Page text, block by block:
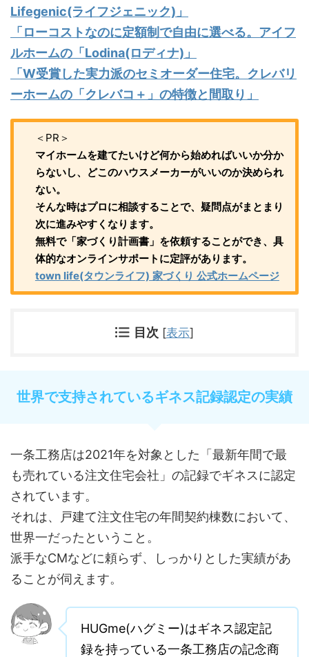
Lifegenic(ライフジェニック)」
「ローコストなのに定額制で自由に選べる。アイフ
ルホームの「Lodina(ロディナ)」
「W受賞した実力派のセミオーダー住宅。クレバリ
ーホームの「クレバコ＋」の特徴と間取り」
＜PR＞
マイホームを建てたいけど何から始めればいいか分か
らないし、どこのハウスメーカーがいいのか決められ
ない。
そんな時はプロに相談することで、疑問点がまとまり
次に進みやすくなります。
無料で「家づくり計画書」を依頼することができ、具
体的なオンラインサポートに定評があります。
town life(タウンライフ) 家づくり 公式ホームページ
目次 [表示]
世界で支持されているギネス記録認定の実績
一条工務店は2021年を対象とした「最新年間で最
も売れている注文住宅会社」の記録でギネスに認定
されています。
それは、戸建て注文住宅の年間契約棟数において、
世界一だったということ。
派手なCMなどに頼らず、しっかりとした実績があ
ることが伺えます。
HUGme(ハグミー)はギネス認定記
録を持っている一条工務店の記念商